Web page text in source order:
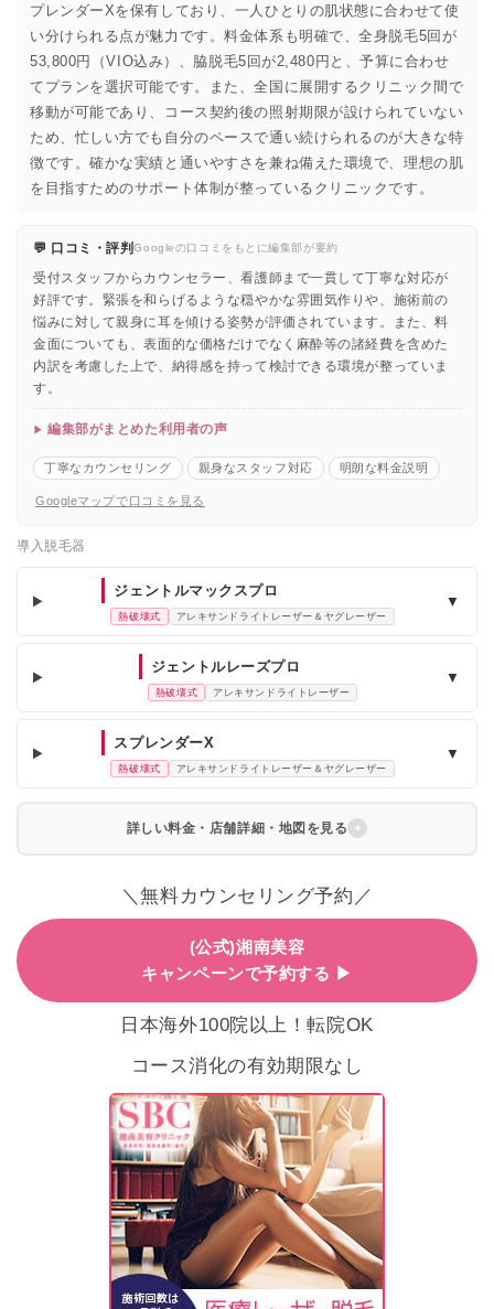
プレンダーXを保有しており、一人ひとりの肌状態に合わせて使
い分けられる点が魅力です。料金体系も明確で、全身脱毛5回が
53,800円（VIO込み）、脇脱毛5回が2,480円と、予算に合わせ
てプランを選択可能です。また、全国に展開するクリニック間で
移動が可能であり、コース契約後の照射期限が設けられていない
ため、忙しい方でも自分のペースで通い続けられるのが大きな特
徴です。確かな実績と通いやすさを兼ね備えた環境で、理想の肌
を目指すためのサポート体制が整っているクリニックです。
💬 口コミ・評判Googleの口コミをもとに編集部が要約
受付スタッフからカウンセラー、看護師まで一貫して丁寧な対応が
好評です。緊張を和らげるような穏やかな雰囲気作りや、施術前の
悩みに対して親身に耳を傾ける姿勢が評価されています。また、料
金面についても、表面的な価格だけでなく麻酔等の諸経費を含めた
内訳を考慮した上で、納得感を持って検討できる環境が整っていま
す。
編集部がまとめた利用者の声
丁寧なカウンセリング 親身なスタッフ対応 明朗な料金説明
Googleマップで口コミを見る
導入脱毛器
ジェントルマックスプロ
熱破壊式 アレキサンドライトレーザー＆ヤグレーザー
▼
ジェントルレーズプロ
熱破壊式 アレキサンドライトレーザー
▼
スプレンダーX
熱破壊式 アレキサンドライトレーザー＆ヤグレーザー
▼
詳しい料金・店舗詳細・地図を見る
＼無料カウンセリング予約／
(公式)湘南美容
キャンペーンで予約する ▶
日本海外100院以上！転院OK
コース消化の有効期限なし